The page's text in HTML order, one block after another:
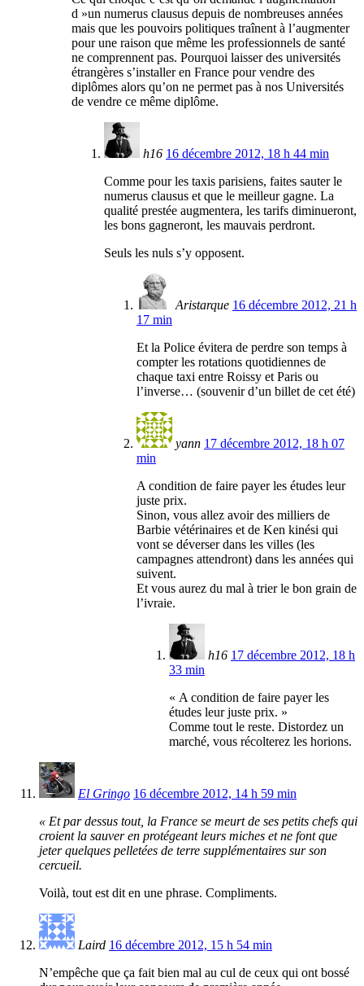
d »un numerus clausus depuis de nombreuses années
mais que les pouvoirs politiques traînent à l’augmenter
pour une raison que même les professionnels de santé
ne comprennent pas. Pourquoi laisser des universités
étrangères s’installer en France pour vendre des
diplômes alors qu’on ne permet pas à nos Universités
de vendre ce même diplôme.
h16 16 décembre 2012, 18 h 44 min
Comme pour les taxis parisiens, faites sauter le
numerus clausus et que le meilleur gagne. La
qualité prestée augmentera, les tarifs diminueront,
les bons gagneront, les mauvais perdront.
Seuls les nuls s’y opposent.
Aristarque 16 décembre 2012, 21 h
17 min
Et la Police évitera de perdre son temps à
compter les rotations quotidiennes de
chaque taxi entre Roissy et Paris ou
l’inverse… (souvenir d’un billet de cet été)
yann 17 décembre 2012, 18 h 07
min
A condition de faire payer les études leur
juste prix.
Sinon, vous allez avoir des milliers de
Barbie vétérinaires et de Ken kinési qui
vont se déverser dans les villes (les
campagnes attendront) dans les années qui
suivent.
Et vous aurez du mal à trier le bon grain de
l’ivraie.
h16 17 décembre 2012, 18 h
33 min
« A condition de faire payer les
études leur juste prix. »
Comme tout le reste. Distordez un
marché, vous récolterez les horions.
El Gringo 16 décembre 2012, 14 h 59 min
« Et par dessus tout, la France se meurt de ses petits chefs qui
croient la sauver en protégeant leurs miches et ne font que
jeter quelques pelletées de terre supplémentaires sur son
cercueil.
Voilà, tout est dit en une phrase. Compliments.
Laird 16 décembre 2012, 15 h 54 min
N’empêche que ça fait bien mal au cul de ceux qui ont bossé